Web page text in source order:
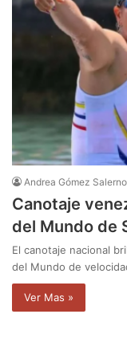
Andrea Gómez Salerno
Canotaje
del Mundo de
El canotaje nacional
del Mundo de
Ver Mas »